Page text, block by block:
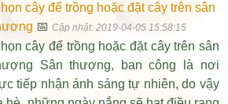
cây để trồng hoặc đặt cây trên sân
📅 Cập nhật: 2019-04-05 15:58:15
cây để trồng hoặc đặt cây trên sân
Sân thượng, ban công là nơi
tiếp nhận ánh sáng tự nhiên, do vậy